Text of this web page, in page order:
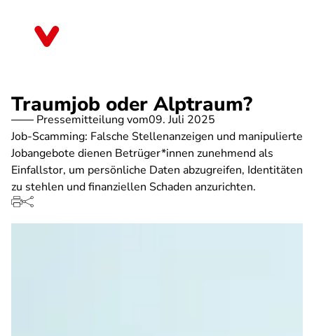
Traumjob oder Alptraum?
Pressemitteilung vom09. Juli 2025
Job-Scamming: Falsche Stellenanzeigen und manipulierte
Jobangebote dienen Betrüger*innen zunehmend als
Einfallstor, um persönliche Daten abzugreifen, Identitäten
zu stehlen und finanziellen Schaden anzurichten.